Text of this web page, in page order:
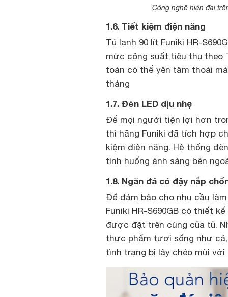
Công nghệ hiện đại
1.6. Tiết kiệm điện năng
Tủ lạnh 90 lít Funiki HR-
mức công suất tiêu thụ theo
toàn có thể yên tâm thoải
tháng
1.7. Đèn LED dịu nhẹ
Để mọi người tiện lợi hơn
thì hãng Funiki đã tích hợp
kiệm điện năng. Hệ thống
tình huống ánh sáng bên
1.8. Ngăn đá có đậy nắp
Để đảm bảo cho nhu cầu
Funiki HR-S690GB có thiết
được đặt trên cùng của tủ.
thực phẩm tươi sống như
tình trạng bị lây chéo mùi